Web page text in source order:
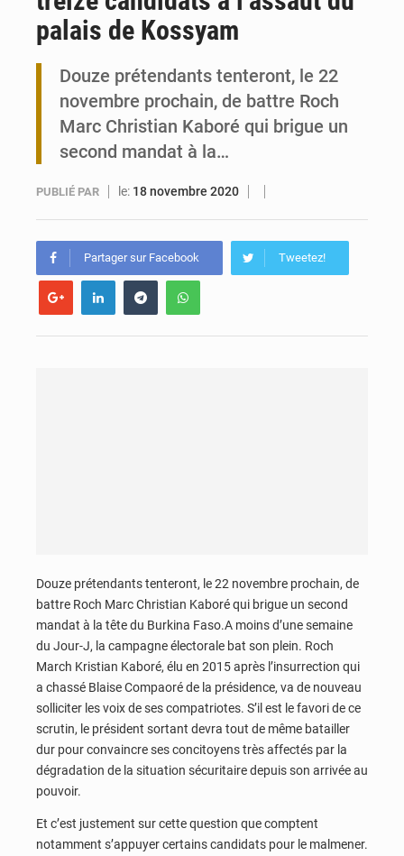
Maurice : Démission de la ministre Véronique Leu-Govind
palais de Kossyam
Douze prétendants tenteront, le 22
novembre prochain, de battre Roch
Marc Christian Kaboré qui brigue un
second mandat à la…
PUBLIÉ PAR le: 18 novembre 2020
Partager sur Facebook Tweetez!
Douze prétendants tenteront, le 22 novembre prochain, de
battre Roch Marc Christian Kaboré qui brigue un second
mandat à la tête du Burkina Faso.A moins d’une semaine
du Jour-J, la campagne électorale bat son plein. Roch
March Kristian Kaboré, élu en 2015 après l’insurrection qui
a chassé Blaise Compaoré de la présidence, va de nouveau
solliciter les voix de ses compatriotes. S’il est le favori de ce
scrutin, le président sortant devra tout de même batailler
dur pour convaincre ses concitoyens très affectés par la
dégradation de la situation sécuritaire depuis son arrivée au
pouvoir.
Et c’est justement sur cette question que comptent
notamment s’appuyer certains candidats pour le malmener.